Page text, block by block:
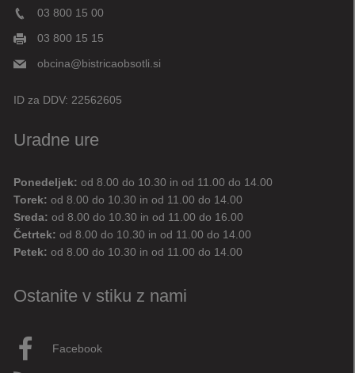
03 800 15 00
03 800 15 15
obcina@bistricaobsotli.si
ID za DDV: 22562605
Uradne ure
Ponedeljek: od 8.00 do 10.30 in od 11.00 do 14.00
Torek: od 8.00 do 10.30 in od 11.00 do 14.00
Sreda: od 8.00 do 10.30 in od 11.00 do 16.00
Četrtek: od 8.00 do 10.30 in od 11.00 do 14.00
Petek: od 8.00 do 10.30 in od 11.00 do 14.00
Ostanite v stiku z nami
Facebook
Digitalni pomočnik
Aktualne novice Aktualne cestne zapore
Dovolilnice za parkiranje
Živjo! 👋 Napiši vprašanje ali klikni na eno od hitrih